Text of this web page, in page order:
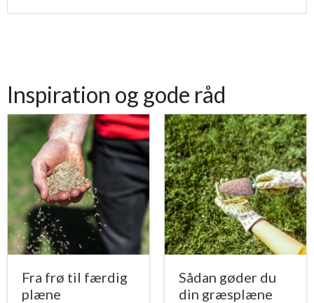
Inspiration og gode råd
Fra frø til færdig
plæne
Sådan gøder du
din græsplæne